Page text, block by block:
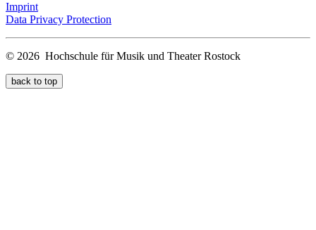
Imprint
Data Privacy Protection
© 2026 Hochschule für Musik und Theater Rostock
back to top